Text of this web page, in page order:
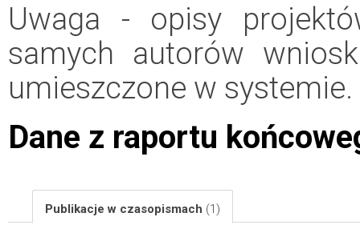
Uwaga - opisy
samych autorów
umieszczone w systemie.
Dane z raportu
Publikacje w czasopismach (1)